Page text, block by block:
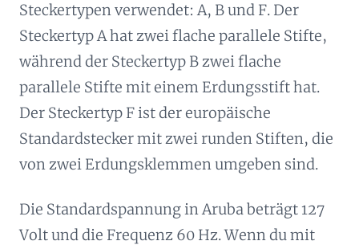
Steckertypen verwendet: A, B und F. Der
Steckertyp A hat zwei flache parallele Stifte,
während der Steckertyp B zwei flache
parallele Stifte mit einem Erdungsstift hat.
Der Steckertyp F ist der europäische
Standardstecker mit zwei runden Stiften, die
von zwei Erdungsklemmen umgeben sind.
Die Standardspannung in Aruba beträgt 127
Volt und die Frequenz 60 Hz. Wenn du mit